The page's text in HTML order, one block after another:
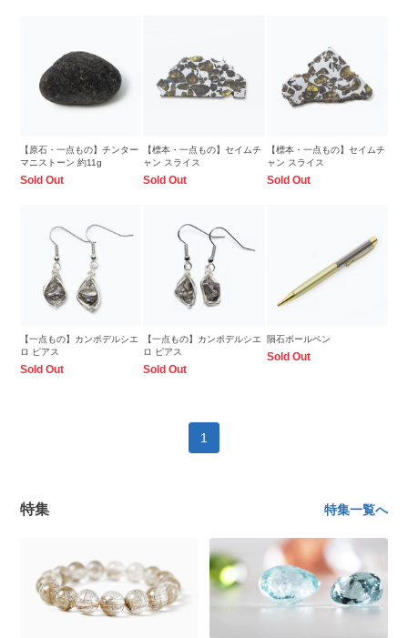
【原石・一点もの】チンター
マニストーン 約11g
Sold Out
【標本・一点もの】セイムチ
ャン スライス
Sold Out
【標本・一点もの】セイムチ
ャン スライス
Sold Out
【一点もの】カンポデルシエ
ロ ピアス
Sold Out
【一点もの】カンポデルシエ
ロ ピアス
Sold Out
隕石ボールペン
Sold Out
1
特集 特集一覧へ